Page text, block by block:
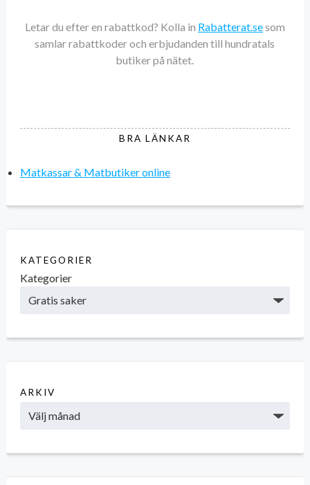
Letar du efter en rabattkod? Kolla in Rabatterat.sesom
samlar rabattkoder och erbjudanden till hundratals
butiker på nätet.
BRA LÄNKAR
Matkassar & Matbutiker online
KATEGORIER
Kategorier
ARKIV